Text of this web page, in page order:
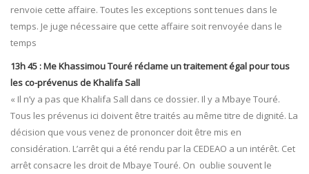
renvoie cette affaire. Toutes les exceptions sont tenues dans le
temps. Je juge nécessaire que cette affaire soit renvoyée dans le
temps
13h 45 : Me Khassimou Touré réclame un traitement égal pour tous
les co-prévenus de Khalifa Sall
« Il n’y a pas que Khalifa Sall dans ce dossier. Il y a Mbaye Touré.
Tous les prévenus ici doivent être traités au même titre de dignité. La
décision que vous venez de prononcer doit être mis en
considération. L’arrêt qui a été rendu par la CEDEAO a un intérêt. Cet
arrêt consacre les droit de Mbaye Touré. On oublie souvent le